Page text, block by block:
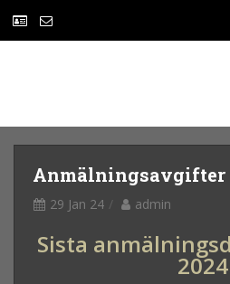
Anmälningsavgifter
29 Jan 24 admin
Sista
2024